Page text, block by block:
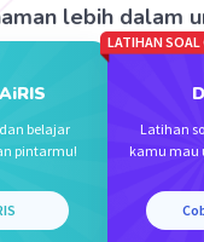
yang benar
·0.0
lebih dalam
belajar
pintarmu!
LATIHAN SOAL
Latihan
kamu mau